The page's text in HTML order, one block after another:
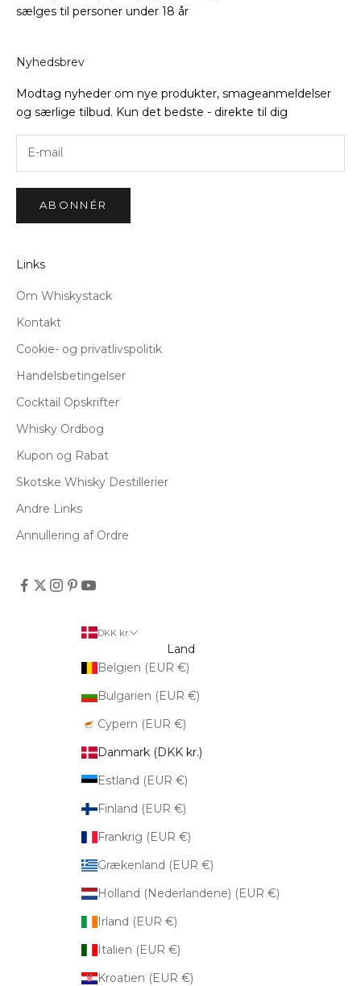
sælges til personer under 18 år
Nyhedsbrev
Modtag nyheder om nye produkter, smageanmeldelser
og særlige tilbud. Kun det bedste - direkte til dig
ABONNÉR
Links
Om Whiskystack
Kontakt
Cookie- og privatlivspolitik
Handelsbetingelser
Cocktail Opskrifter
Whisky Ordbog
Kupon og Rabat
Skotske Whisky Destillerier
Andre Links
Annullering af Ordre
DKK kr.
Land
Belgien (EUR €)
Bulgarien (EUR €)
Cypern (EUR €)
Danmark (DKK kr.)
Estland (EUR €)
Finland (EUR €)
Frankrig (EUR €)
Grækenland (EUR €)
Holland (Nederlandene) (EUR €)
Irland (EUR €)
Italien (EUR €)
Kroatien (EUR €)